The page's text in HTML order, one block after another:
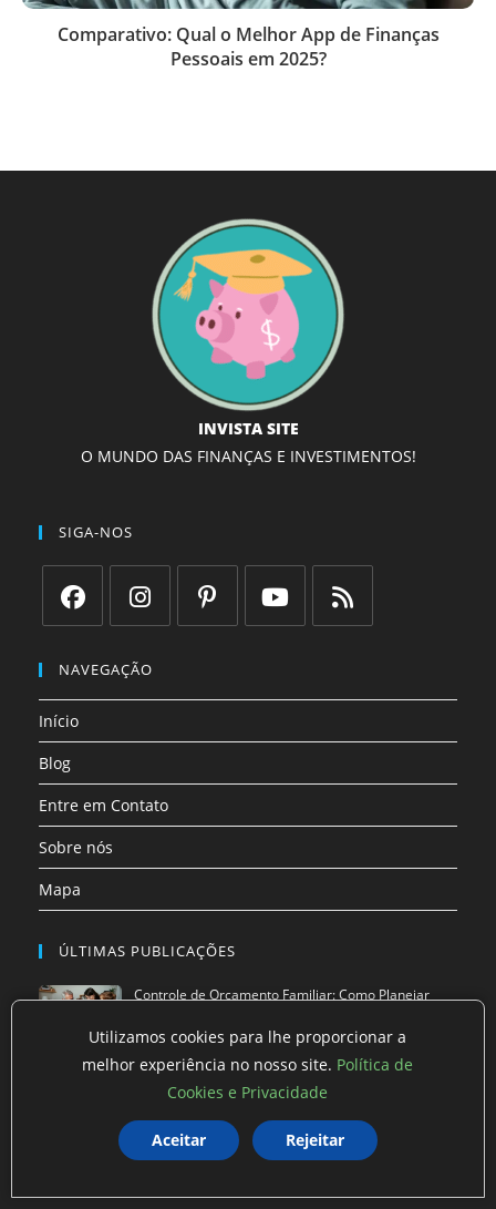
Comparativo: Qual o Melhor App de Finanças
Pessoais em 2025?
INVISTA SITE
O MUNDO DAS FINANÇAS E INVESTIMENTOS!
SIGA-NOS
em
nova
aba
em
aba
aba
aba
aba
NAVEGAÇÃO
Início
Blog
Entre em Contato
Sobre nós
Mapa
ÚLTIMAS PUBLICAÇÕES
Controle de Orçamento Familiar: Como Planejar
Desafio da Escada: Como Investir Valores
Crescentes e M…
Economia Doméstica Extrema: 32 Hábitos que
Reduzem Dras…
Utilizamos cookies para lhe proporcionar a
melhor experiência no nosso site. Política de
Cookies e Privacidade
Aceitar Rejeitar